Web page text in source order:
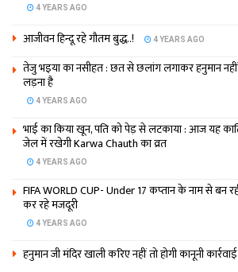
4 YEARS AGO
आजीवन हिन्दू रहे गौतम बुद्ध..! 4 YEARS AGO
तेजु भइया का नसीहत : छत से छलांग लगाकर हनुमान
लड़ना है
4 YEARS AGO
भाई का किया खून, पति को पेड़ से लटकाया : आज यह
जेल में रखेगी Karwa Chauth का व्रत
4 YEARS AGO
FIFA WORLD CUP- Under 17 कप्‍तान के नाम से बन
कर रहे मजदूरी
4 YEARS AGO
हनुमान जी मंदिर खाली करिए नहीं तो होगी कानूनी कार्रवाई